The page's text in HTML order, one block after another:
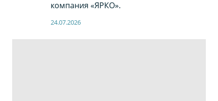
компания «ЯРКО».
24.07.2026